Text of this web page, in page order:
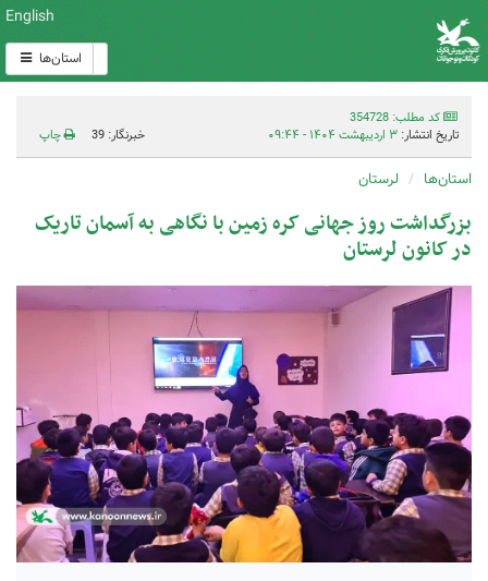
English
استان‌ها
کد مطلب: 354728
تاریخ انتشار: ۳ اردیبهشت ۱۴۰۴ - ۰۹:۴۴ خبرنگار: 39 چاپ
استان‌ها لرستان
بزرگداشت روز جهانی کره زمین با نگاهی به آسمان تاریک
در کانون لرستان